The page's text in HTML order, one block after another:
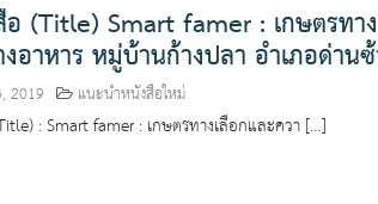
(Title) Smart famer : เกษตรทา
อาหาร หมู่บ้านก้างปลา อำเภอด่าน
2019 แนะนำหนังสือใหม่
: Smart famer : เกษตรทางเลือกและควา […]